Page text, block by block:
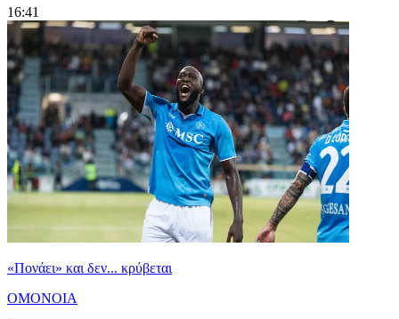
16:41
«Πονάει» και δεν... κρύβεται
ΟΜΟΝΟΙΑ